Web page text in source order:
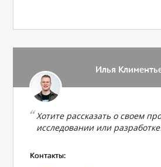
Илья
Хотите рассказать о своем
исследовании или
Контакты: